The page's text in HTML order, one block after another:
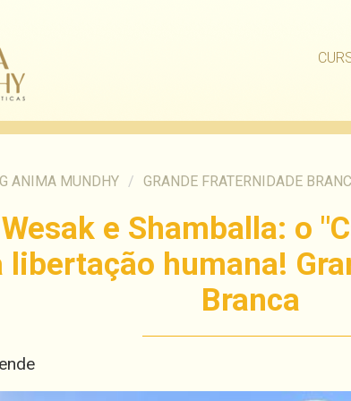
ANIMA MUNDHY / GRANDE FRATERNIDADE
e Shamballa: o
libertação humana!
Branca